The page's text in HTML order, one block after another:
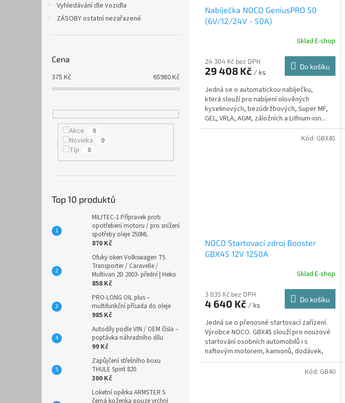
Vyhledávání dle vozidla
ZÁSOBY ostatní nezařazené
Cena
375 Kč 65980Kč
Akce 0
Novinka 0
Tip 0
Top 10 produktů
MILITEC-1 Přípravek proti
opotřebení motoru / pro snížení
spotřeby oleje 250ML
870 Kč
Ofuky oken Volkswagen T5
Transporter / Caravelle /
Multivan 2D 2003- přední | Heko
858 Kč
PRO-LONG OIL plus –
multifunkční přísada do oleje
985 Kč
Autodíly podle VIN / OEM čísla –
poptávka náhradního dílu
99 Kč
Zapůjčení střešního boxu
THULE Spirit 820
300 Kč
Loketní opěrka ARMSTER S
černá koženka pouze vrchní
Nabíječka NOCO GeniusPRO 50
(6V/12/24V - 50A)
Sklad E-shop
24 304 Kč bez DPH
29 408 Kč / ks
Do košíku
Jedná se o automatickou nabíječku,
která slouží pro nabíjení olověných
kyselinových, bezúdržbových, Super MF,
GEL, VRLA, AGM, záložních a Lithium-ion...
NOCO Startovací zdroj Booster
GBX45 12V 1250A
Sklad E-shop
3 835 Kč bez DPH
4 640 Kč / ks
Do košíku
Jedná se o přenosné startovací zařízení.
Výrobce NOCO. GBX45 slouží pro nouzové
startování osobních automobilů i s
naftovým motorem, kamionů, dodávek,
lodí,...
Kód: GBX45
Kód: GB40